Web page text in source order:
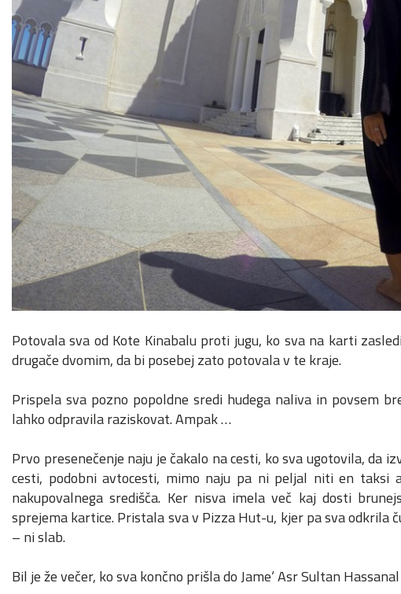
Potovala sva od Kote Kinabalu proti jugu, ko sva na karti
drugače dvomim, da bi posebej zato potovala v te kraje.
Prispela sva pozno popoldne sredi hudega naliva in povsem
lahko odpravila raziskovat. Ampak …
Prvo presenečenje naju je čakalo na cesti, ko sva ugotovila, da
cesti, podobni avtocesti, mimo naju pa ni peljal niti en
nakupovalnega središča. Ker nisva imela več kaj dosti
sprejema kartice. Pristala sva v Pizza Hut-u, kjer pa sva odkrila
– ni slab.
Bil je že večer, ko sva končno prišla do Jame‘ Asr Sultan